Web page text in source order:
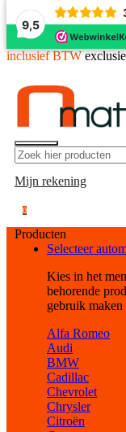
9,5
inclusief BTW
Mijn rekening
0
Producten
Selecteer
Kies in het
behorende
gebruik
Alfa Romeo
Audi
BMW
Cadillac
Chevrolet
Chrysler
Citroën